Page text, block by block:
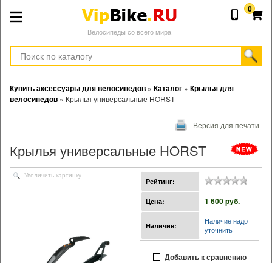
Велосипеды со всего мира
0
Купить аксессуары для велосипедов » Каталог » Крылья для
велосипедов » Крылья универсальные HORST
Версия для печати
Крылья универсальные HORST
Увеличить картинку
Рейтинг:
Цена: 1 600 pуб.
Наличие:
Наличие надо
уточнить
Добавить к сравнению